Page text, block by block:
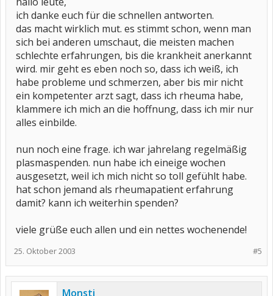
ich danke euch für die schnellen antworten.
das macht wirklich mut. es stimmt schon, wenn man
sich bei anderen umschaut, die meisten machen
schlechte erfahrungen, bis die krankheit anerkannt
wird. mir geht es eben noch so, dass ich weiß, ich
habe probleme und schmerzen, aber bis mir nicht
ein kompetenter arzt sagt, dass ich rheuma habe,
klammere ich mich an die hoffnung, dass ich mir nur
alles einbilde.
nun noch eine frage. ich war jahrelang regelmäßig
plasmaspenden. nun habe ich eineige wochen
ausgesetzt, weil ich mich nicht so toll gefühlt habe.
hat schon jemand als rheumapatient erfahrung
damit? kann ich weiterhin spenden?
viele grüße euch allen und ein nettes wochenende!
#5
25. Oktober 2003
Monsti